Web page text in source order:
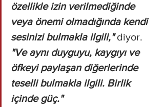
özellikle izin verilmediğinde
veya önemi olmadığında kendi
sesinizi bulmakla ilgili," diyor.
"Ve aynı duyguyu, kaygıyı ve
öfkeyi paylaşan diğerlerinde
teselli bulmakla ilgili. Birlik
içinde güç."